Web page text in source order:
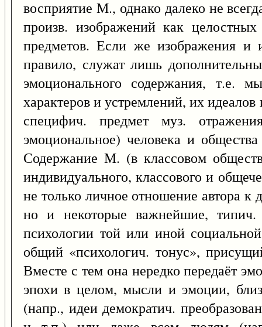
восприятие М., однако далеко не
произв. изображений как
предметов. Если же изображения и
правило, служат лишь
эмоционального содержания, т.е.
характеров и устремлений, их
специфич. предмет муз.
эмоциональное) человека и
Содержание М. (в классовом
индивидуального, классового и
не только личное отношение автора к
но и некоторые важнейшие,
психологии той или иной
общий «психологич. тонус»,
Вместе с тем она нередко передаёт
эпохи в целом, мысли и эмоции,
(напр., идеи демократич.